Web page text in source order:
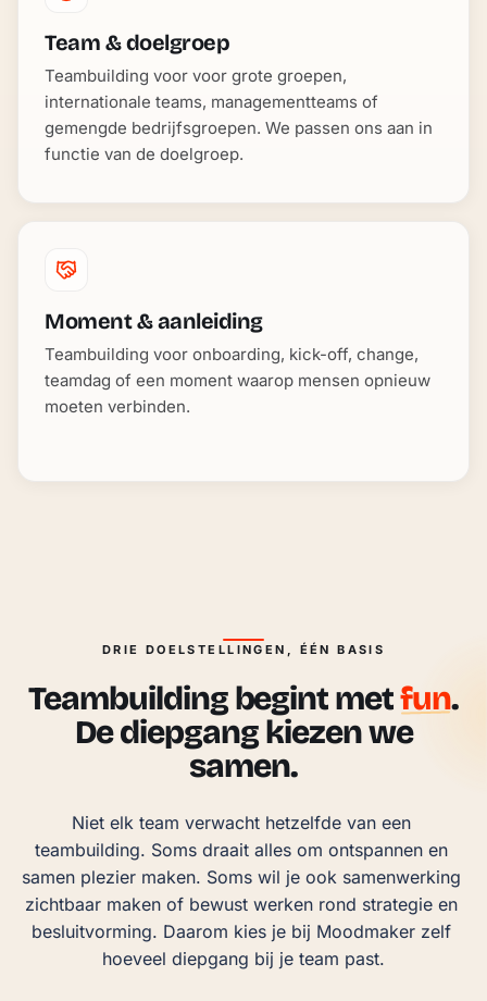
Team & doelgroep
Teambuilding voor voor grote groepen,
internationale teams, managementteams of
gemengde bedrijfsgroepen. We passen ons aan in
functie van de doelgroep.
Moment & aanleiding
Teambuilding voor onboarding, kick-off, change,
teamdag of een moment waarop mensen opnieuw
moeten verbinden.
DRIE DOELSTELLINGEN, ÉÉN BASIS
Teambuilding begint metfun.
De diepgang kiezen we
samen.
Niet elk team verwacht hetzelfde van een
teambuilding. Soms draait alles om ontspannen en
samen plezier maken. Soms wil je ook samenwerking
zichtbaar maken of bewust werken rond strategie en
besluitvorming. Daarom kies je bij Moodmaker zelf
hoeveel diepgang bij je team past.